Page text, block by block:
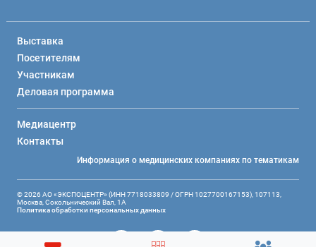
Выставка
Посетителям
Участникам
Деловая программа
Медиацентр
Контакты
Информация о медицинских компаниях по тематикам
© 2026 АО «ЭКСПОЦЕНТР» (ИНН 7718033809 / ОГРН 1027700167153), 107113,
Москва, Сокольнический Вал, 1А
Политика обработки персональных данных